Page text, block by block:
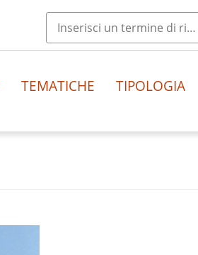
TEMATICHE TIPOLOGIA